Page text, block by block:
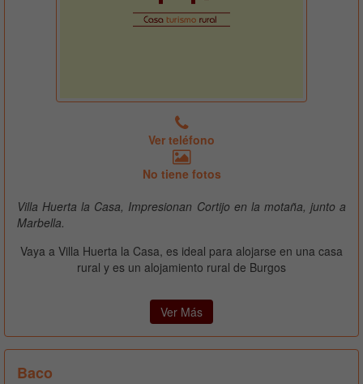
Ver teléfono
No tiene fotos
Villa Huerta la Casa, Impresionan Cortijo en la motaña, junto a
Marbella.
Vaya a Villa Huerta la Casa, es ideal para alojarse en una casa
rural y es un alojamiento rural de Burgos
Ver Más
Baco